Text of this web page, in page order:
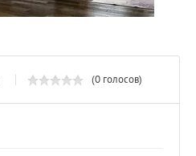
(0 голосов)